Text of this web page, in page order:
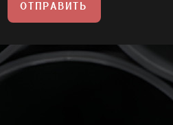
ОТПРАВИТЬ